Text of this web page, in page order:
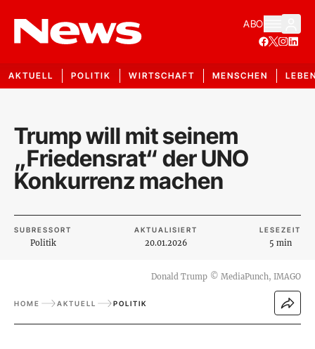
ABO
AKTUELL POLITIK WIRTSCHAFT MENSCHEN
Trump will mit seinem
„Friedensrat“ der UNO
Konkurrenz machen
SUBRESSORT
Politik
AKTUALISIERT
20.01.2026
LESEZEIT
5 min
Donald Trump © MediaPunch, IMAGO
HOME AKTUELL POLITIK